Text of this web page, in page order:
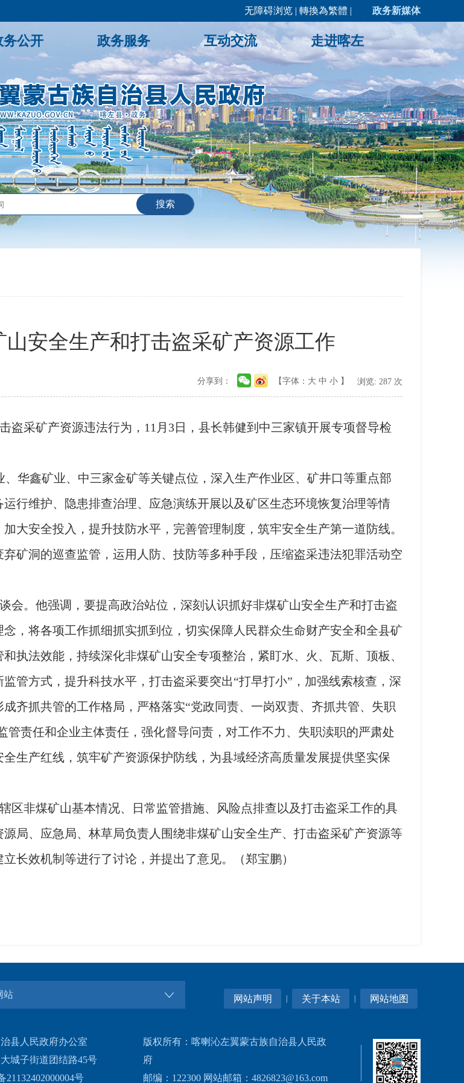
无障碍浏览 | 轉換為繁體 | 政务新媒体
务公开 政务服务 互动交流 走进喀左
安全生产和打击盗采矿产资源工作
【字体： 大 中 小 】 浏览: 287 次
分享到：
盗采矿产资源违法行为，11月3日，县长韩健到中三家镇开展专项督导检
华鑫矿业、中三家金矿等关键点位，深入生产作业区、矿井口等重点部
行维护、隐患排查治理、应急演练开展以及矿区生态环境恢复治理等情
大安全投入，提升技防水平，完善管理制度，筑牢安全生产第一道防线。
矿洞的巡查监管，运用人防、技防等多种手段，压缩盗采违法犯罪活动空
会。他强调，要提高政治站位，深刻认识抓好非煤矿山安全生产和打击盗
，将各项工作抓细抓实抓到位，切实保障人民群众生命财产安全和全县矿
执法效能，持续深化非煤矿山安全专项整治，紧盯水、火、瓦斯、顶板、
管方式，提升科技水平，打击盗采要突出“打早打小”，加强线索核查，深
齐抓共管的工作格局，严格落实“党政同责、一岗双责、齐抓共管、失职
管责任和企业主体责任，强化督导问责，对工作不力、失职渎职的严肃处
生产红线，筑牢矿产资源保护防线，为县域经济高质量发展提供坚实保
区非煤矿山基本情况、日常监管措施、风险点排查以及打击盗采工作的具
局、应急局、林草局负责人围绕非煤矿山安全生产、打击盗采矿产资源等
长效机制等进行了讨论，并提出了意见。（郑宝鹏）
站 网站声明 关于本站 网站地图
县人民政府办公室
城子街道团结路45号
21132402000004号
版权所有：喀喇沁左翼蒙古族自治县人民政
府
邮编：122300 网站邮箱：4826823@163.com